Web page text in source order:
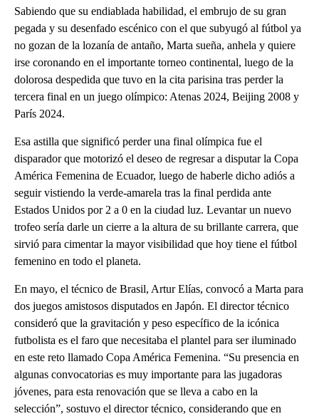
Sabiendo que su endiablada habilidad, el embrujo de su gran
pegada y su desenfado escénico con el que subyugó al fútbol ya
no gozan de la lozanía de antaño, Marta sueña, anhela y quiere
irse coronando en el importante torneo continental, luego de la
dolorosa despedida que tuvo en la cita parisina tras perder la
tercera final en un juego olímpico: Atenas 2024, Beijing 2008 y
París 2024.
Esa astilla que significó perder una final olímpica fue el
disparador que motorizó el deseo de regresar a disputar la Copa
América Femenina de Ecuador, luego de haberle dicho adiós a
seguir vistiendo la verde-amarela tras la final perdida ante
Estados Unidos por 2 a 0 en la ciudad luz. Levantar un nuevo
trofeo sería darle un cierre a la altura de su brillante carrera, que
sirvió para cimentar la mayor visibilidad que hoy tiene el fútbol
femenino en todo el planeta.
En mayo, el técnico de Brasil, Artur Elías, convocó a Marta para
dos juegos amistosos disputados en Japón. El director técnico
consideró que la gravitación y peso específico de la icónica
futbolista es el faro que necesitaba el plantel para ser iluminado
en este reto llamado Copa América Femenina. “Su presencia en
algunas convocatorias es muy importante para las jugadoras
jóvenes, para esta renovación que se lleva a cabo en la
selección”, sostuvo el director técnico, considerando que en